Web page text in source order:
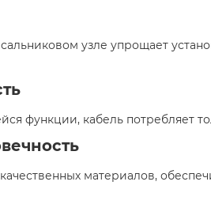
узле упрощает
функции, кабель потребляет
материалов,